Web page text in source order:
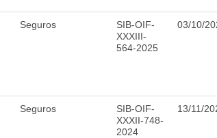
Seguros
SIB-OIF-
XXXIII-
564-2025
03/10/
Seguros
SIB-OIF-
XXXII-748-
2024
13/11/